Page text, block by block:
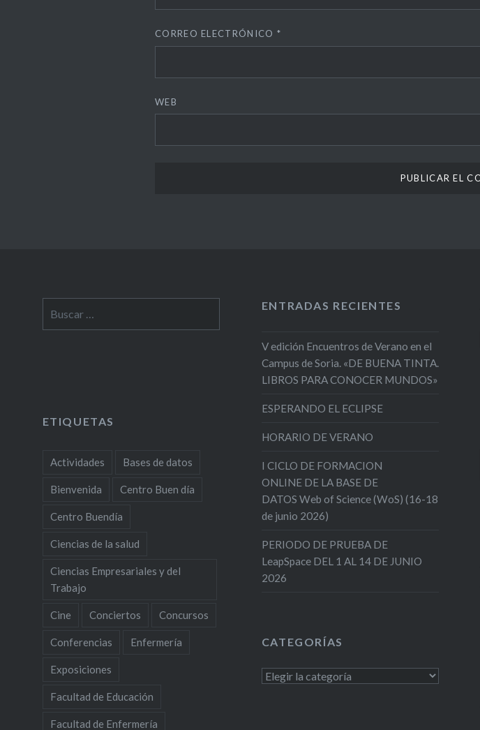
CORREO ELECTRÓNICO *
WEB
ENTRADAS RECIENTES
V edición Encuentros de Verano en el
Campus de Soria. «DE BUENA TINTA.
LIBROS PARA CONOCER MUNDOS»
ESPERANDO EL ECLIPSE
HORARIO DE VERANO
I CICLO DE FORMACION
ONLINE DE LA BASE DE
DATOS Web of Science (WoS) (16-18
de junio 2026)
PERIODO DE PRUEBA DE
LeapSpace DEL 1 AL 14 DE JUNIO
2026
ETIQUETAS
Actividades Bases de datos
Bienvenida Centro Buen día
Centro Buendía
Ciencias de la salud
Ciencias Empresariales y del
Trabajo
Cine Conciertos Concursos
Conferencias Enfermería
Exposiciones
Facultad de Educación
Facultad de Enfermería
CATEGORÍAS
Categorías